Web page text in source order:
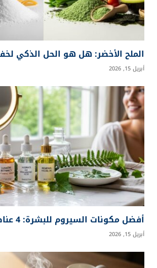
المقالاتذات الصلة
كيف
التهجين إلى الدواء الحديث
يونيو 27, 2026